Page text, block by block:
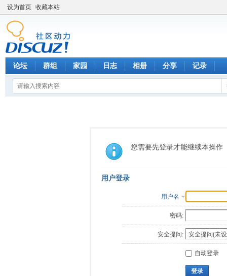
设为首页 收藏本站
论坛 群组 家园 日志 相册 分享 记录
您需要先登录才能继续本操作
用户登录
用户名
密码:
安全提问:
自动登录
登录